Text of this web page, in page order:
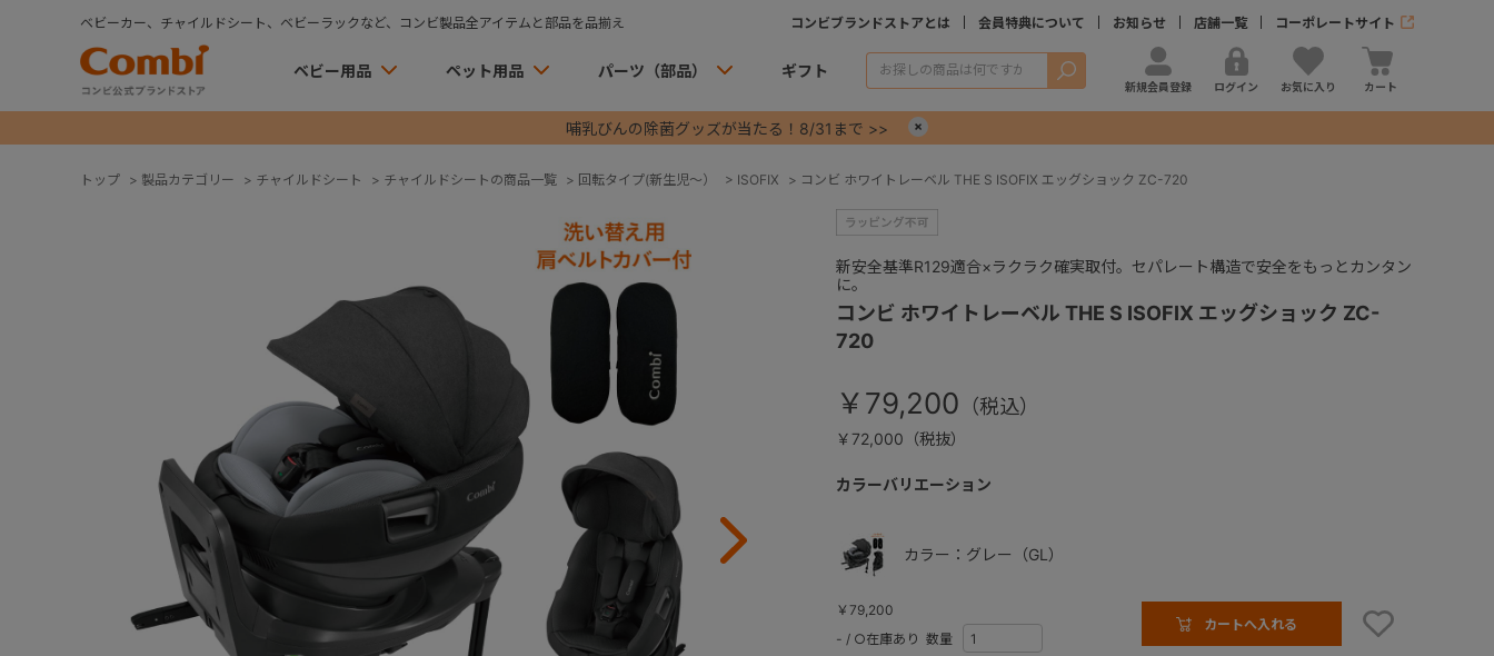
ベビーカー、チャイルドシート、ベビーラックなど、コンビ製品全アイテムと部品を品揃え コンビブランドストアとは 会員特典について お知らせ 店舗一覧 コーポレートサイト
ベビー用品 ペット用品 パーツ（部品） ギフト 検索
新規会員登録 ログイン お気に入り カート
哺乳びんの除菌グッズが当たる！8/31まで >>
トップ > 製品カテゴリー > チャイルドシート > チャイルドシートの商品一覧 > 回転タイプ(新生児～） > ISOFIX > コンビ ホワイトレーベル THE S ISOFIX エッグショック ZC-720
新安全基準R129適合×ラクラク確実取付。セパレート構造で安全をもっとカンタン
に。
コンビ ホワイトレーベル THE S ISOFIX エッグショック ZC-
720
￥79,200
￥72,000（税抜）
カラーバリエーション
カラー：グレー（GL）
￥79,200
- / ○在庫あり 数量
カートへ入れる